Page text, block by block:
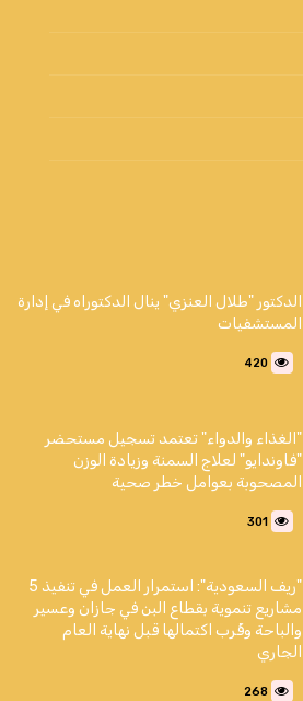
الدكتور "طلال العنزي" ينال الدكتوراه في إدارة
المستشفيات
420
"الغذاء والدواء" تعتمد تسجيل مستحضر
"فاوندايو" لعلاج السمنة وزيادة الوزن
المصحوبة بعوامل خطر صحية
301
"ريف السعودية": استمرار العمل في تنفيذ 5
مشاريع تنموية بقطاع البن في جازان وعسير
والباحة وقُرب اكتمالها قبل نهاية العام
الجاري
268